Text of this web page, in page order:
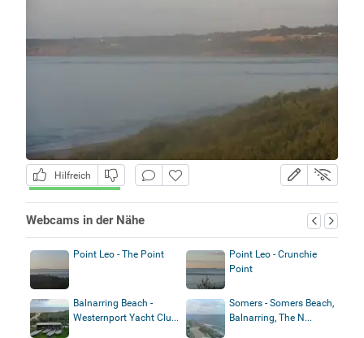
Hilfreich
Webcams in der Nähe
Point Leo - The Point
Point Leo - Crunchie
Point
Balnarring Beach -
Westernport Yacht Clu...
Somers - Somers Beach,
Balnarring, The N...